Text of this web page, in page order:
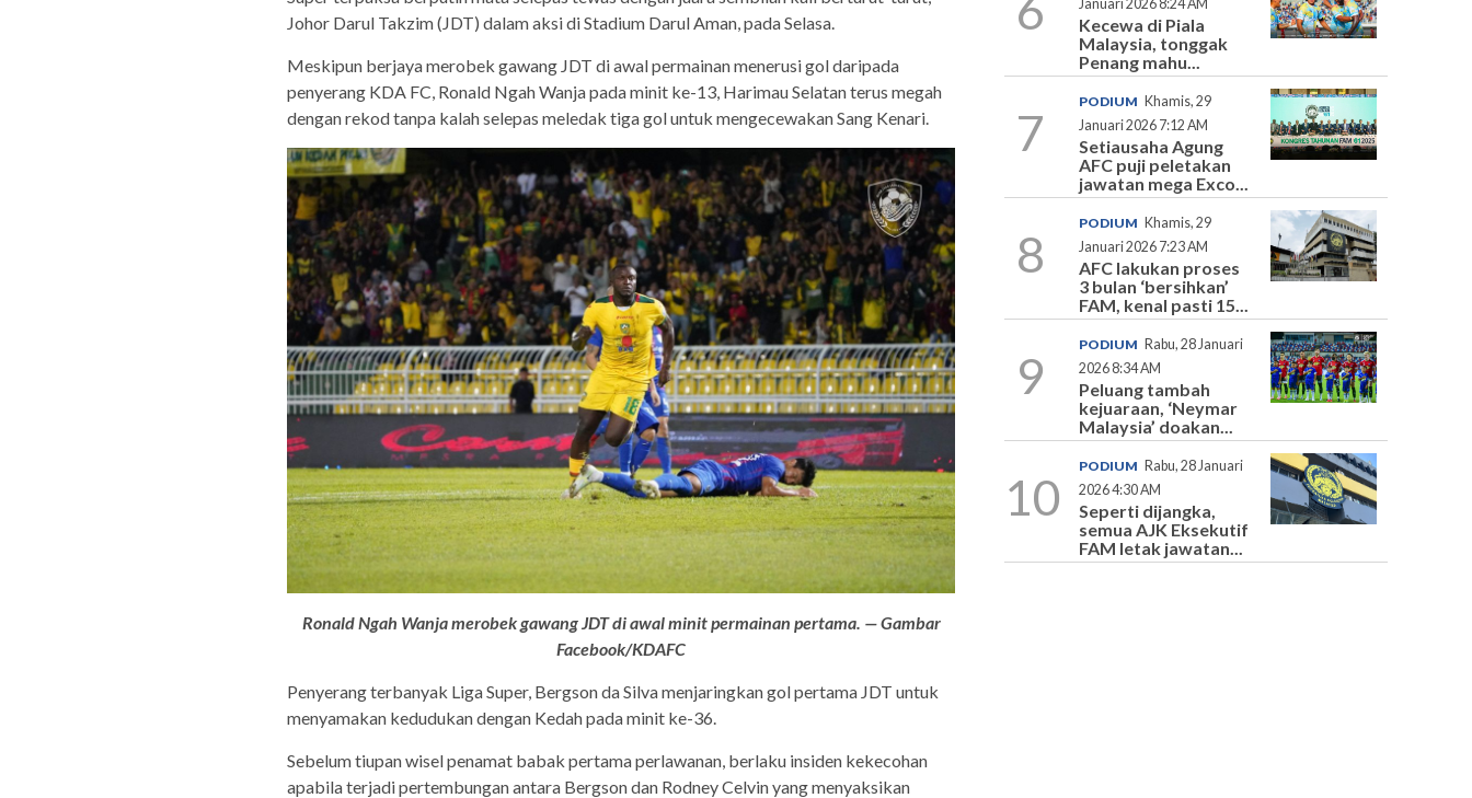
Johor Darul Takzim (JDT) dalam aksi di Stadium Darul Aman, pada Selasa.
Meskipun berjaya merobek gawang JDT di awal permainan menerusi gol daripada
penyerang KDA FC, Ronald Ngah Wanja pada minit ke-13, Harimau Selatan terus megah
dengan rekod tanpa kalah selepas meledak tiga gol untuk mengecewakan Sang Kenari.
Ronald Ngah Wanja merobek gawang JDT di awal minit permainan pertama. — Gambar
Facebook/KDAFC
Penyerang terbanyak Liga Super, Bergson da Silva menjaringkan gol pertama JDT untuk
menyamakan kedudukan dengan Kedah pada minit ke-36.
Sebelum tiupan wisel penamat babak pertama perlawanan, berlaku insiden kekecohan
apabila terjadi pertembungan antara Bergson dan Rodney Celvin yang menyaksikan
Januari 2026 8:24 AM
Kecewa di Piala
Malaysia, tonggak
Penang mahu...
7
PODIUM Khamis, 29
Januari 2026 7:12 AM
Setiausaha Agung
AFC puji peletakan
jawatan mega Exco...
8
PODIUM Khamis, 29
Januari 2026 7:23 AM
AFC lakukan proses
3 bulan ‘bersihkan’
FAM, kenal pasti 15...
9
PODIUM Rabu, 28 Januari
2026 8:34 AM
Peluang tambah
kejuaraan, ‘Neymar
Malaysia’ doakan...
10
PODIUM Rabu, 28 Januari
2026 4:30 AM
Seperti dijangka,
semua AJK Eksekutif
FAM letak jawatan...